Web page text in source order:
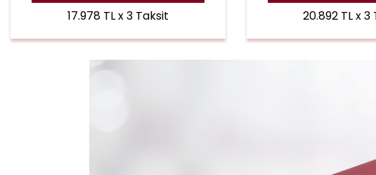
17.978 TL x 3 Taksit 20.892 TL x 3